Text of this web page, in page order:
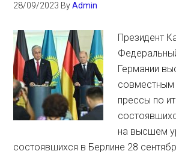
28/09/2023 ByAdmin
Президент
Германии
совместным
прессы по
на высшем
состоявшихся в Берлине 28